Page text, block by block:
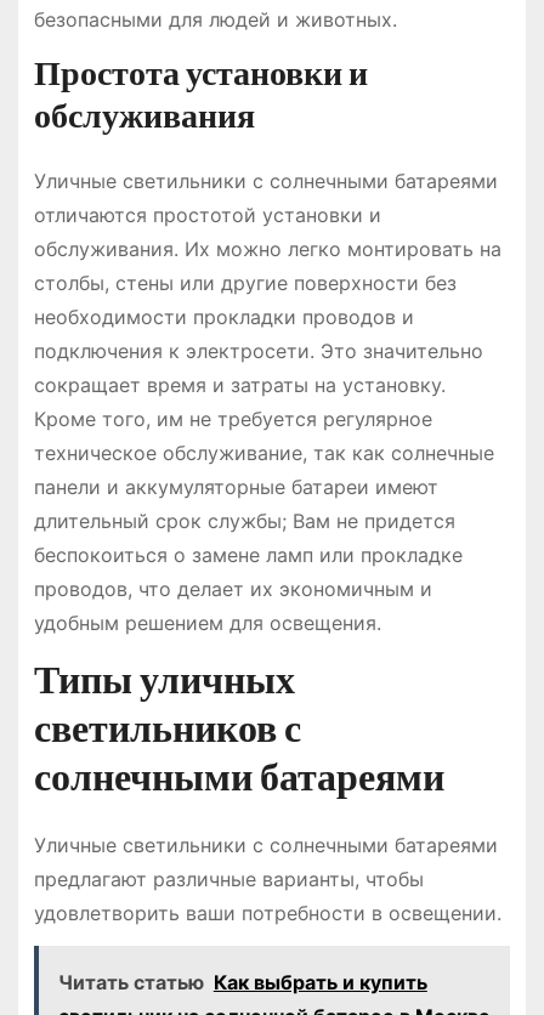
безопасными для людей и животных.
Простота установки и
обслуживания
Уличные светильники с солнечными батареями
отличаются простотой установки и
обслуживания. Их можно легко монтировать на
столбы, стены или другие поверхности без
необходимости прокладки проводов и
подключения к электросети. Это значительно
сокращает время и затраты на установку.
Кроме того, им не требуется регулярное
техническое обслуживание, так как солнечные
панели и аккумуляторные батареи имеют
длительный срок службы; Вам не придется
беспокоиться о замене ламп или прокладке
проводов, что делает их экономичным и
удобным решением для освещения.
Типы уличных
светильников с
солнечными батареями
Уличные светильники с солнечными батареями
предлагают различные варианты, чтобы
удовлетворить ваши потребности в освещении.
Читать статью Как выбрать и купить